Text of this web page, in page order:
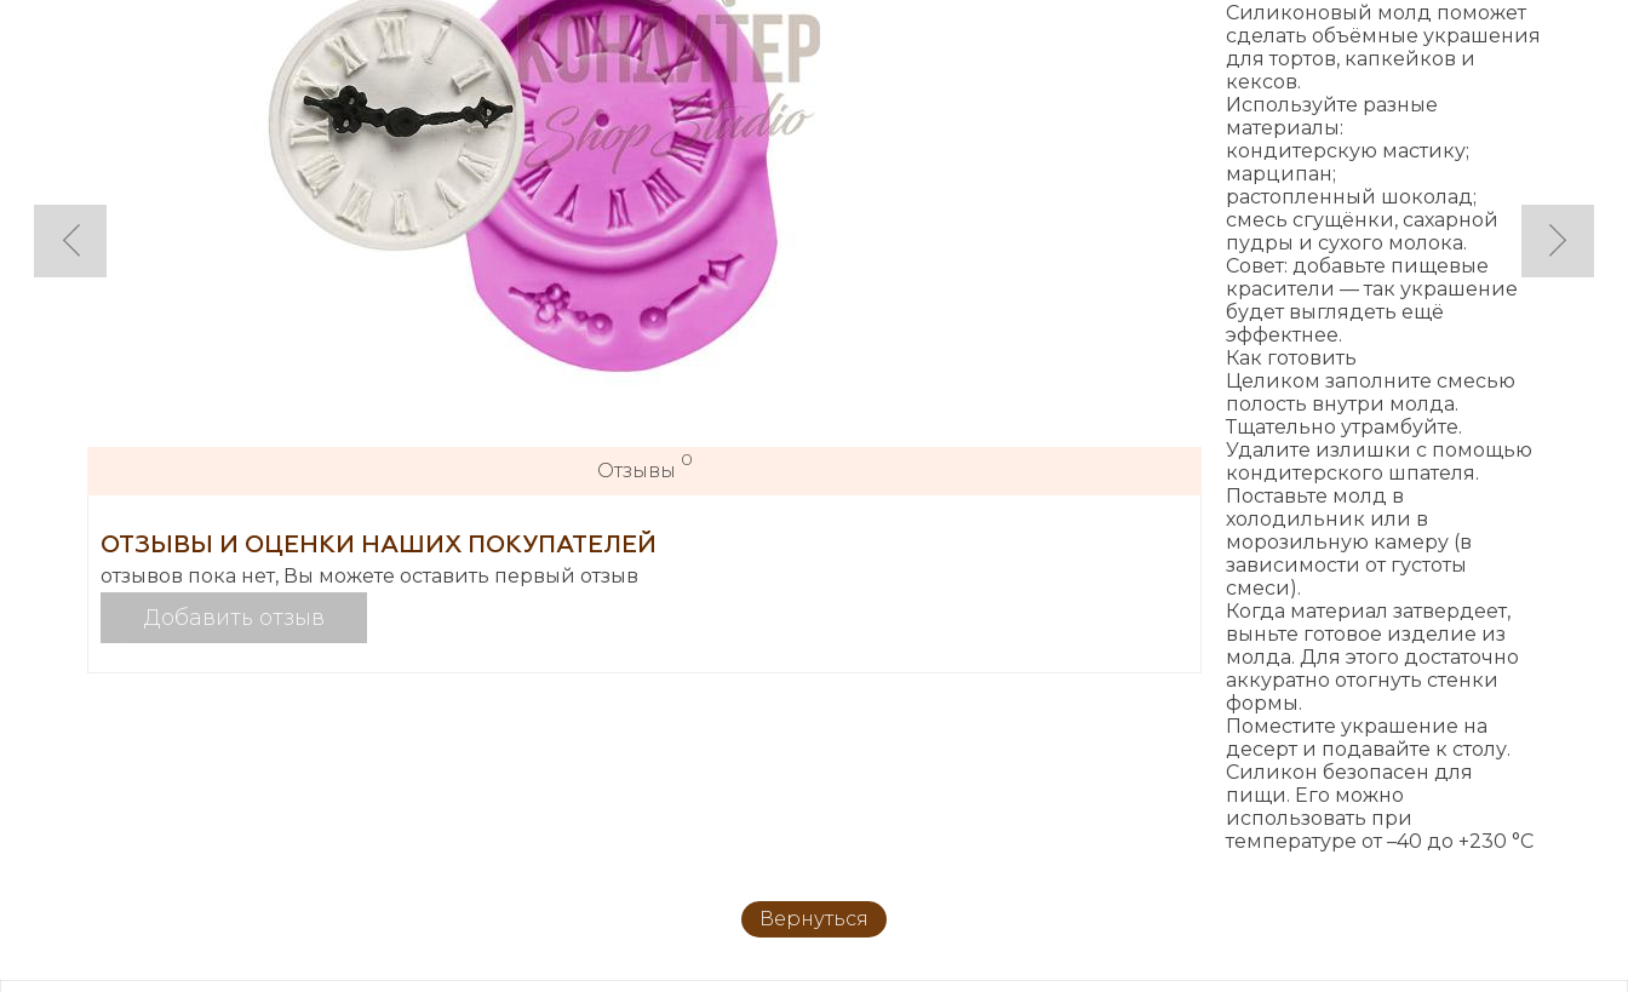
Силиконовый молд поможет
сделать объёмные украшения
для тортов, капкейков и
кексов.
Используйте разные
материалы:
кондитерскую мастику;
марципан;
растопленный шоколад;
смесь сгущёнки, сахарной
пудры и сухого молока.
Совет: добавьте пищевые
красители — так украшение
будет выглядеть ещё
эффектнее.
Как готовить
Целиком заполните смесью
полость внутри молда.
Тщательно утрамбуйте.
Удалите излишки с помощью
кондитерского шпателя.
Поставьте молд в
холодильник или в
морозильную камеру (в
зависимости от густоты
смеси).
Когда материал затвердеет,
выньте готовое изделие из
молда. Для этого достаточно
аккуратно отогнуть стенки
формы.
Поместите украшение на
десерт и подавайте к столу.
Силикон безопасен для
пищи. Его можно
использовать при
температуре от –40 до +230 °C
Отзывы 0
ОТЗЫВЫ И ОЦЕНКИ НАШИХ ПОКУПАТЕЛЕЙ
отзывов пока нет, Вы можете оставить первый отзыв
Добавить отзыв
Вернуться